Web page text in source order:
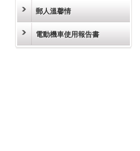
郵人溫馨情
電動機車使用報告書